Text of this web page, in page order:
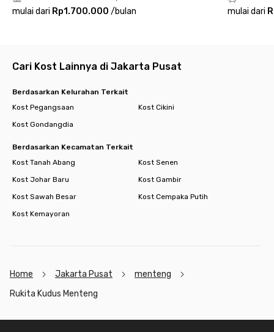
Kudus Menteng. Hunian ideal bagi kamu yang menginginkan
kenyamanan di tengah dinamika ibu kota!
mulai dari Rp1.700.000 /bulan mulai dari
Cari Kost Lainnya di Jakarta Pusat
Berdasarkan Kelurahan Terkait
Kost Pegangsaan
Kost Cikini
Kost Gondangdia
Berdasarkan Kecamatan Terkait
Kost Tanah Abang
Kost Senen
Kost Johar Baru
Kost Gambir
Kost Sawah Besar
Kost Cempaka Putih
Kost Kemayoran
Home Jakarta Pusat
menteng
Rukita Kudus Menteng